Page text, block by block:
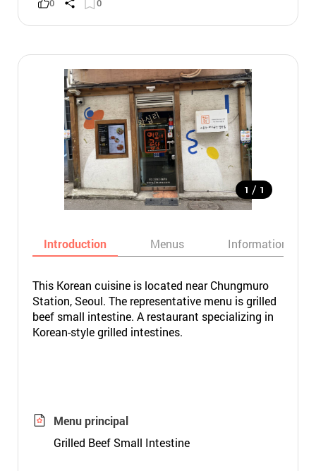
0 0
1 / 1
Introduction Menus Informations
This Korean cuisine is located near Chungmuro
Station, Seoul. The representative menu is grilled
beef small intestine. A restaurant specializing in
Korean-style grilled intestines.
Menu principal
Grilled Beef Small Intestine